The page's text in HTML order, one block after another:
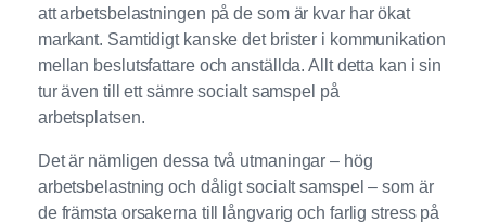
att arbetsbelastningen på de som är kvar har ökat
markant. Samtidigt kanske det brister i kommunikation
mellan beslutsfattare och anställda. Allt detta kan i sin
tur även till ett sämre socialt samspel på
arbetsplatsen.
Det är nämligen dessa två utmaningar – hög
arbetsbelastning och dåligt socialt samspel – som är
de främsta orsakerna till långvarig och farlig stress på